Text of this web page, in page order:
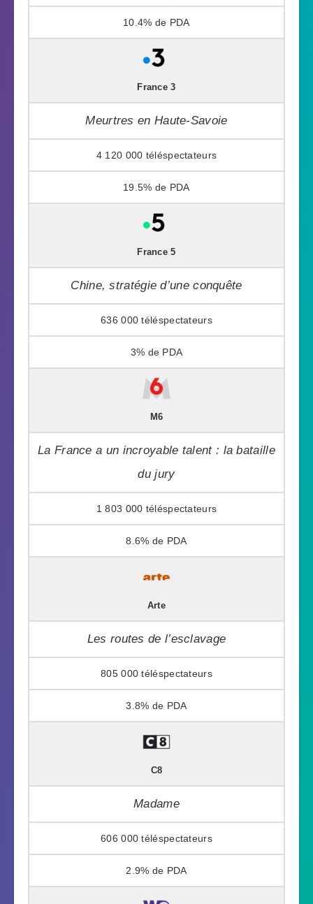
10.4%
France 3
Meurtres en Haute-Savoie
4 120 000
19.5%
France 5
Chine, stratégie d’une conquête
636 000
3%
M6
La France a un incroyable talent : la bataille
du jury
1 803 000
8.6%
Arte
Les routes de l’esclavage
805 000
3.8%
C8
Madame
606 000
2.9%